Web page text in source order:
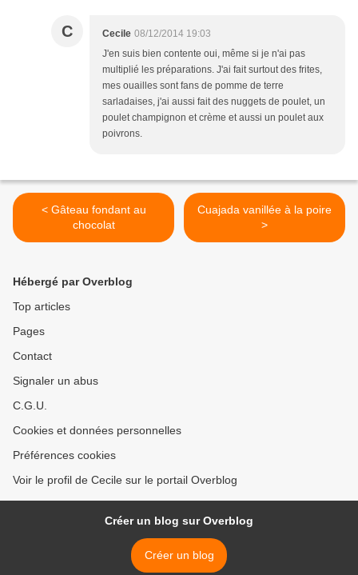
C Cecile 08/12/2014 19:03
J'en suis bien contente oui, même si je n'ai pas
multiplié les préparations. J'ai fait surtout des frites,
mes ouailles sont fans de pomme de terre
sarladaises, j'ai aussi fait des nuggets de poulet, un
poulet champignon et crème et aussi un poulet aux
poivrons.
< Gâteau fondant au
chocolat
Cuajada vanillée à la poire
>
Hébergé par Overblog
Top articles
Pages
Contact
Signaler un abus
C.G.U.
Cookies et données personnelles
Préférences cookies
Voir le profil de Cecile sur le portail Overblog
Créer un blog sur Overblog
Créer un blog